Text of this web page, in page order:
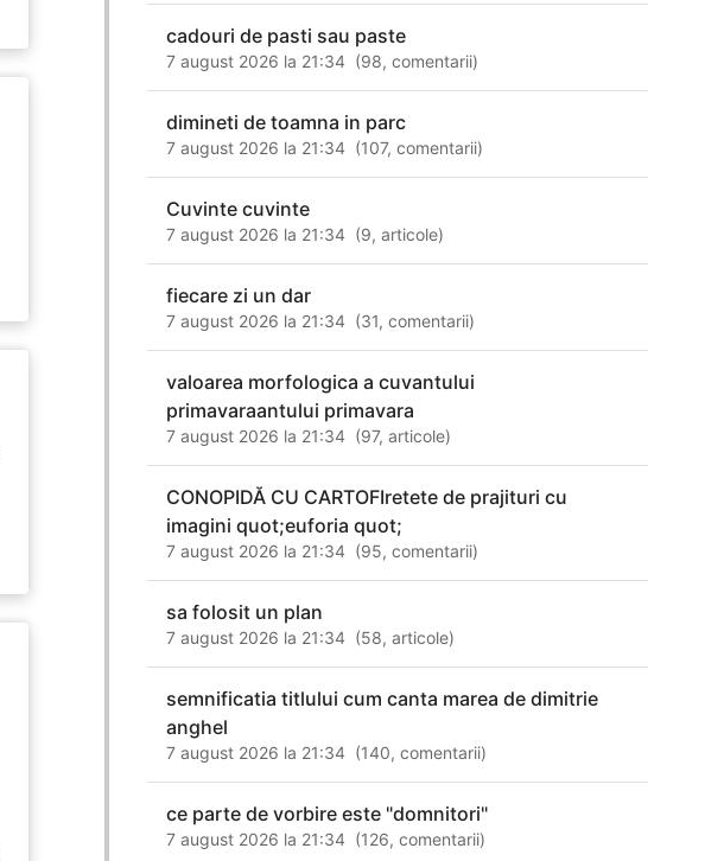
cadouri de pasti sau paste
7 august 2026 la 21:34 (98,comentarii)
dimineti de toamna in parc
7 august 2026 la 21:34 (107,comentarii)
Cuvinte cuvinte
7 august 2026 la 21:34 (9,articole)
fiecare zi un dar
7 august 2026 la 21:34 (31,comentarii)
valoarea morfologica a cuvantului
primavaraantului primavara
7 august 2026 la 21:34 (97,articole)
CONOPIDĂ CU CARTOFIretete de prajituri cu
imagini quot;euforia quot;
7 august 2026 la 21:34 (95,comentarii)
sa folosit un plan
7 august 2026 la 21:34 (58,articole)
semnificatia titlului cum canta marea de dimitrie
anghel
7 august 2026 la 21:34 (140,comentarii)
ce parte de vorbire este "domnitori"
7 august 2026 la 21:34 (126,comentarii)